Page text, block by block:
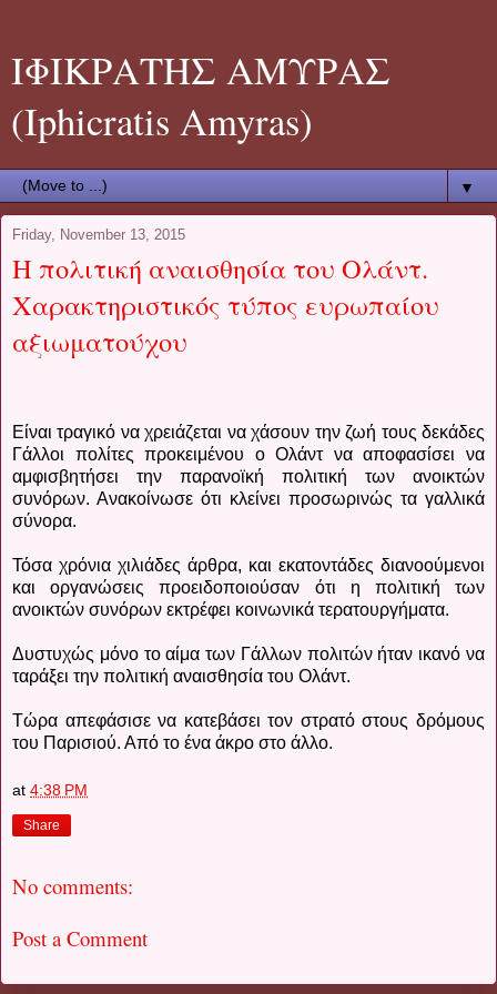
ΙΦΙΚΡΑΤΗΣ ΑΜΥΡΑΣ
(Iphicratis Amyras)
▼
Friday, November 13, 2015
Η πολιτική αναισθησία του Ολάντ.
Χαρακτηριστικός τύπος ευρωπαίου
αξιωματούχου
Είναι τραγικό να χρειάζεται να χάσουν την ζωή τους δεκάδες
Γάλλοι πολίτες προκειμένου ο Ολάντ να αποφασίσει να
αμφισβητήσει την παρανοϊκή πολιτική των ανοικτών
συνόρων. Ανακοίνωσε ότι κλείνει προσωρινώς τα γαλλικά
σύνορα.
Τόσα χρόνια χιλιάδες άρθρα, και εκατοντάδες διανοούμενοι
και οργανώσεις προειδοποιούσαν ότι η πολιτική των
ανοικτών συνόρων εκτρέφει κοινωνικά τερατουργήματα.
Δυστυχώς μόνο το αίμα των Γάλλων πολιτών ήταν ικανό να
ταράξει την πολιτική αναισθησία του Ολάντ.
Τώρα απεφάσισε να κατεβάσει τον στρατό στους δρόμους
του Παρισιού. Από το ένα άκρο στο άλλο.
at 4:38 PM
Share
No comments:
Post a Comment